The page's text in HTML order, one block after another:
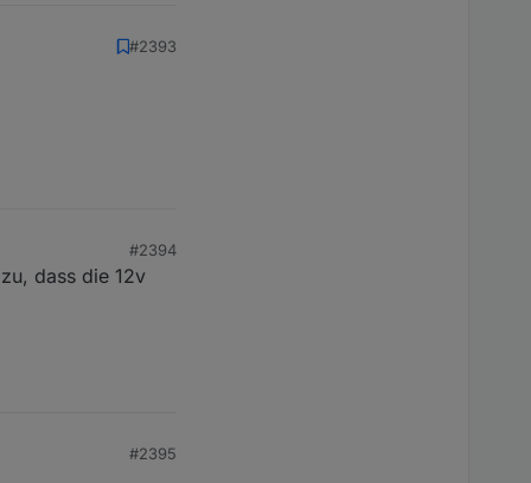
#2393
#2394
dass die 12v
#2395